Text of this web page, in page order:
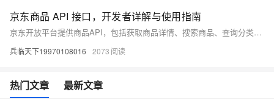
京东商品 API 接口，开发者详解与使用指南
京东开放平台提供商品API，包括获取商品详情、搜索商品、查询分类等功能。开发者可通过API实现商品数据获取与分析，适用于电商选品、价格监控、比价应用等场景。本文详解API调用流程、签名生成方式及Python代码示例，助力高效接入京东商品数据。
兵临天下19970108016 2073
热门文章 最新文章